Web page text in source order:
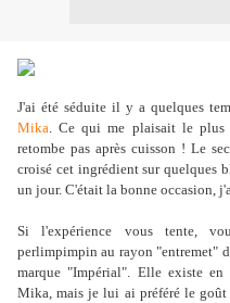
J'ai été séduite il y a quelques
Mika. Ce qui me plaisait le plus
retombe pas après cuisson ! Le
croisé cet ingrédient sur quelques
un jour. C'était la bonne occasion,
Si l'expérience vous tente,
perlimpimpin au rayon "entremet"
marque "Impérial". Elle existe
Mika, mais je lui ai préféré le